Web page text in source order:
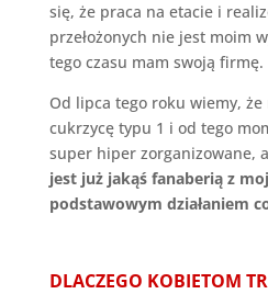
się, że praca na etacie i
przełożonych nie jest moim
tego czasu mam swoją firmę.
Od lipca tego roku wiemy, że
cukrzycę typu 1 i od tego
super hiper zorganizowane, a
jest już jakąś fanaberią z
podstawowym działaniem
DLACZEGO KOBIETOM